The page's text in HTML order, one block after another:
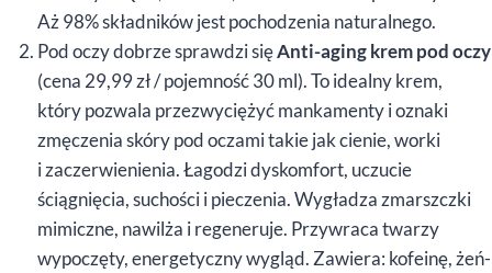
Aż 98% składników jest pochodzenia naturalnego.
Pod oczy dobrze sprawdzi sięAnti-aging krem pod oczy
(cena 29,99 zł / pojemność 30 ml). To idealny krem,
który pozwala przezwyciężyć mankamenty i oznaki
zmęczenia skóry pod oczami takie jak cienie, worki
i zaczerwienienia. Łagodzi dyskomfort, uczucie
ściągnięcia, suchości i pieczenia. Wygładza zmarszczki
mimiczne, nawilża i regeneruje. Przywraca twarzy
wypoczęty, energetyczny wygląd. Zawiera: kofeinę, żeń-